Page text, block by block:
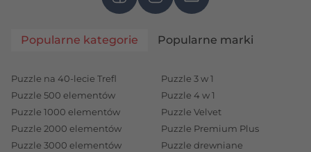
Popularne kategorie Popularne marki
Puzzle na 40-lecie Trefl
Puzzle 500 elementów
Puzzle 1000 elementów
Puzzle 2000 elementów
Puzzle 3000 elementów
Puzzle 3 w 1
Puzzle 4 w 1
Puzzle Velvet
Puzzle Premium Plus
Puzzle drewniane